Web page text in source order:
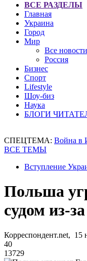
ВСЕ РАЗДЕЛЫ
Главная
Украина
Город
Мир
Все
Россия
Бизнес
Спорт
Lifestyle
Шоу-биз
Наука
БЛОГИ
СПЕЦТЕМА: Война в
ВСЕ ТЕМЫ
Вступление
Польша
судом из-
Корреспондент.net, 15
40
13729